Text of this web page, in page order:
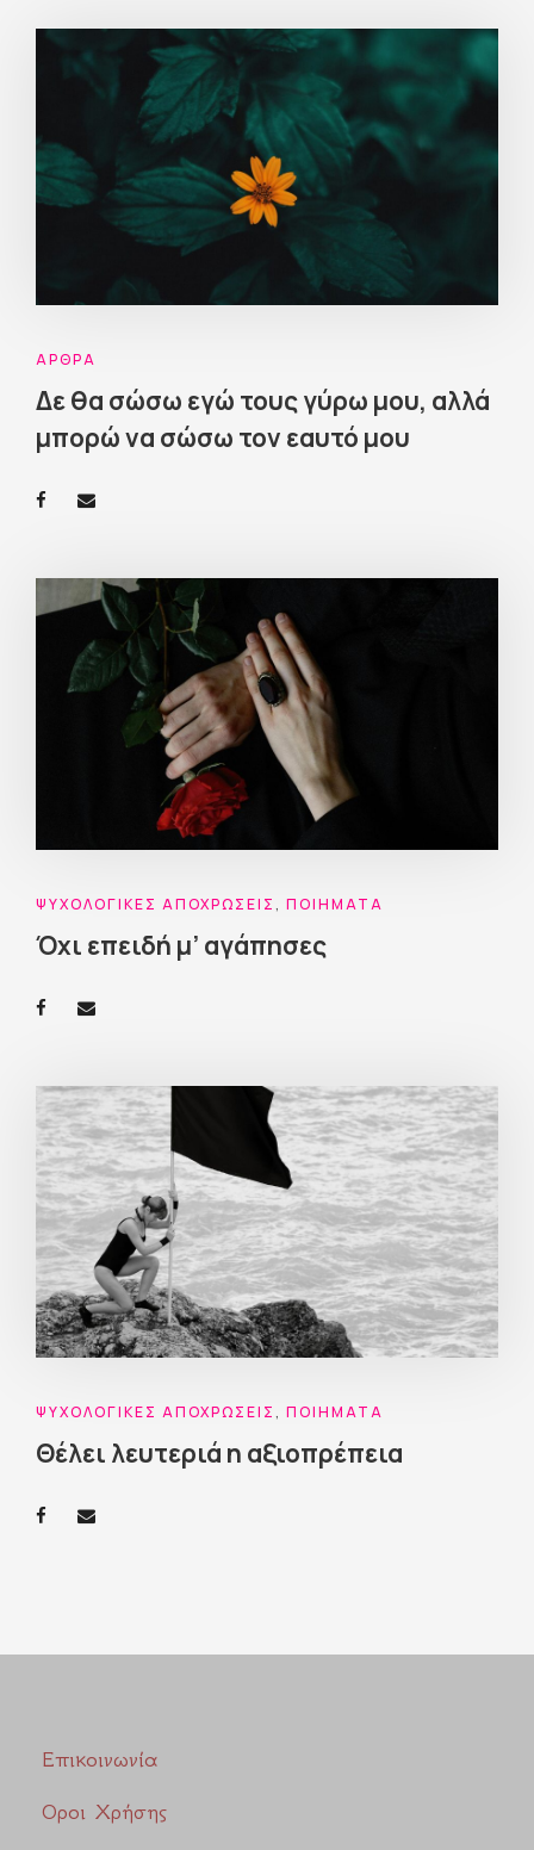
ΆΡΘΡΑ
Δε θα σώσω εγώ τους γύρω μου, αλλά
μπορώ να σώσω τον εαυτό μου
ΨΥΧΟΛΟΓΙΚΈΣ ΑΠΟΧΡΏΣΕΙΣ, ΠΟΙΉΜΑΤΑ
Όχι επειδή μ’ αγάπησες
ΨΥΧΟΛΟΓΙΚΈΣ ΑΠΟΧΡΏΣΕΙΣ, ΠΟΙΉΜΑΤΑ
Θέλει λευτεριά η αξιοπρέπεια
Επικοινωνία
Οροι Χρήσης